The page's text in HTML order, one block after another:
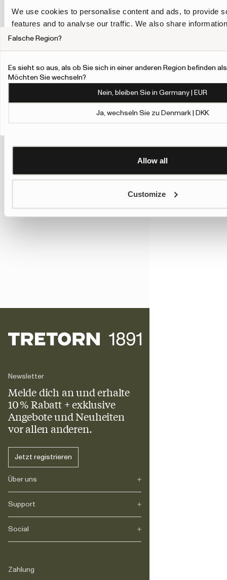
We use cookies to personalise content and ads, to provide
features and to analyse our traffic. We also share
our site with our social media, advertising and analytics
To give users more control over their data and ad
added a link to Google’s Personalisation and Control page.
Learn more about Google’s Personalisation and
Allow all
Customize
Newsletter
Melde dich an und erhalte
10 % Rabatt + exklusive
Angebote und Neuheiten
vor allen anderen.
Jetzt registrieren
Über uns
Unsere Geschichte
Journal
Karriere
Support
FAQs
Lieferung
Rechtliches
Social
TikTok
Zahlung
Falsche Region?
Es sieht so aus, als ob Sie sich in einer anderen Region befinden
Möchten Sie wechseln?
Nein, bleiben Sie in Germany | EUR
Ja, wechseln Sie zu Denmark | DKK